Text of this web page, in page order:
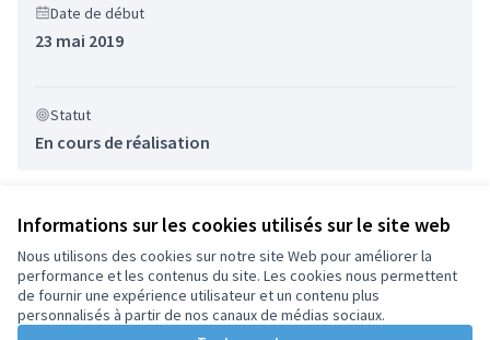
Informations sur les cookies utilisés sur le site web
Nous utilisons des cookies sur notre site Web pour améliorer la
performance et les contenus du site. Les cookies nous permettent
de fournir une expérience utilisateur et un contenu plus
personnalisés à partir de nos canaux de médias sociaux.
Date de début
23 mai 2019
Statut
En cours de réalisation
Conditions d'utilisation
Paramètres des cookies